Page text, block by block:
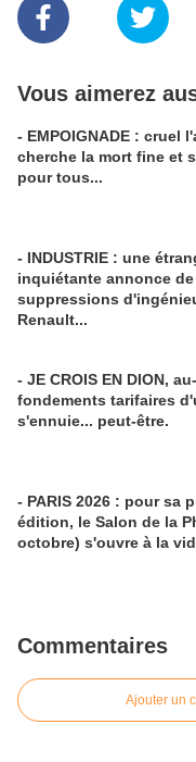
Vous aimerez
- EMPOIGNADE : cruel
cherche la mort fine et
pour tous...
- INDUSTRIE : une
inquiétante annonce de
suppressions
Renault...
- JE CROIS EN DION,
fondements tarifaires
s'ennuie... peut-être.
- PARIS 2026 : pour sa
édition, le Salon de la
octobre) s'ouvre à la
Commentaires
Ajouter un